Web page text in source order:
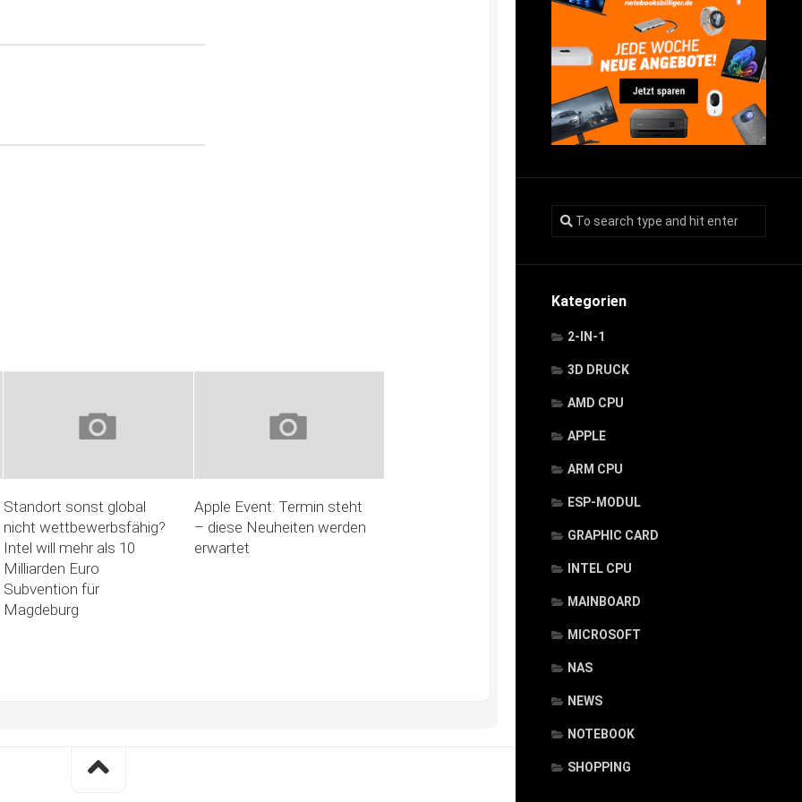
Kategorien
2-IN-1
3D DRUCK
AMD CPU
APPLE
ARM CPU
ESP-MODUL
GRAPHIC CARD
INTEL CPU
MAINBOARD
MICROSOFT
NAS
NEWS
NOTEBOOK
SHOPPING
Standort sonst global
nicht wettbewerbsfähig?
Intel will mehr als 10
Milliarden Euro
Subvention für
Magdeburg
Apple Event: Termin steht
– diese Neuheiten werden
erwartet